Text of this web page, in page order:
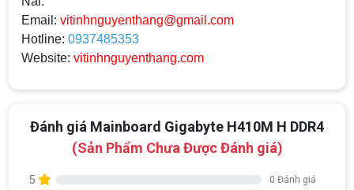
Email: vitinhnguyenthang@gmail.com
Hotline: 0937485353
Website: vitinhnguyenthang.com
Đánh giá Mainboard Gigabyte H410M H DDR4
(Sản Phẩm Chưa Được Đánh giá)
5 0 Đánh giá
với tuổi thơ của game thủ Việt vào những
thơ của game thủ Việt vào những năm 2000
Hãng ASRock Công Bố 2 dòng Card Đồ
Họa AMD Radeon™ RX 6600 XT